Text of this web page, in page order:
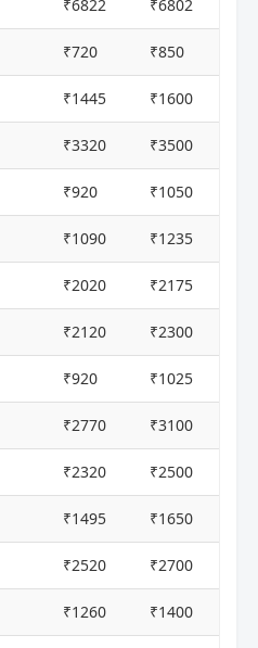
₹6822 ₹6802
₹720 ₹850
₹1445 ₹1600
₹3320 ₹3500
₹920 ₹1050
₹1090 ₹1235
₹2020 ₹2175
₹2120 ₹2300
₹920 ₹1025
₹2770 ₹3100
₹2320 ₹2500
₹1495 ₹1650
₹2520 ₹2700
₹1260 ₹1400